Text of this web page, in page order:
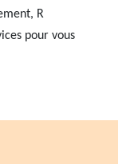
R
pour vous